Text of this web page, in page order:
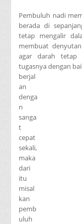
Pembuluh nadi
berada di
tetap mengalir
membuat
agar darah tetap
tugasnya dengan
berjal
an
denga
n
sanga
t
cepat
sekali,
maka
dari
itu
misal
kan
pemb
uluh